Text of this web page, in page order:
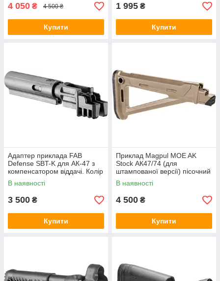
4 050 ₴ 4 500 ₴
Купити
1 995 ₴
Купити
Адаптер приклада FAB
Defense SBT-K для АК-47 з
компенсатором віддачі. Колір
- чорний
В наявності
3 500 ₴
Купити
Приклад Magpul MOE AK
Stock АК47/74 (для
штампованої версії) пісочний
В наявності
4 500 ₴
Купити